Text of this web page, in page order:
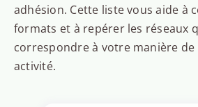
adhésion. Cette liste vous aide à
formats et à repérer les réseaux
correspondre à votre manière
activité.